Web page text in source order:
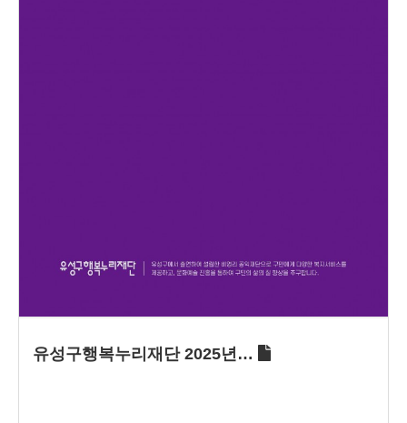
유성구행복누리재단 2025년…